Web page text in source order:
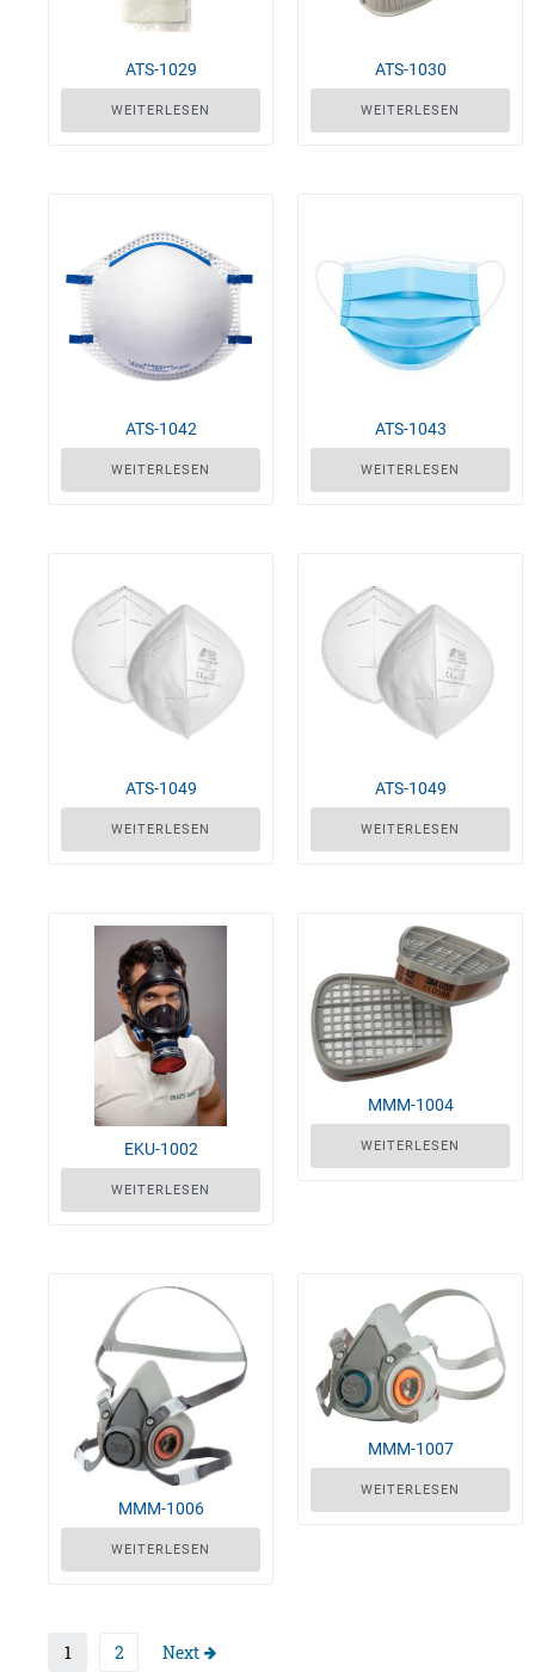
ATS-1029
WEITERLESEN
ATS-1030
WEITERLESEN
ATS-1042
WEITERLESEN
ATS-1043
WEITERLESEN
ATS-1049
WEITERLESEN
ATS-1049
WEITERLESEN
EKU-1002
WEITERLESEN
MMM-1004
WEITERLESEN
MMM-1006
WEITERLESEN
MMM-1007
WEITERLESEN
1 2 Next